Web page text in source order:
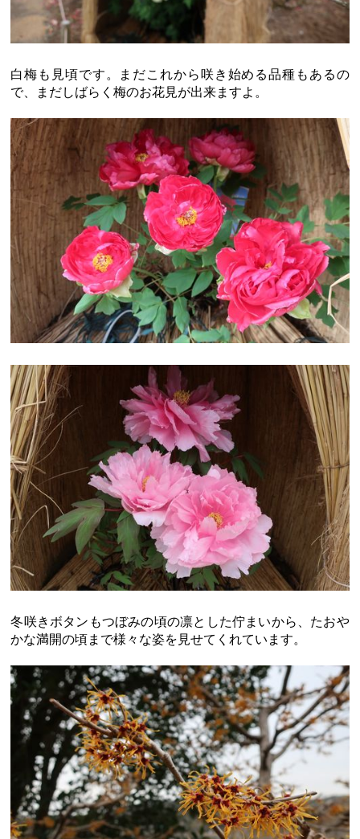
白梅も見頃です。まだこれから咲き始める品種もあるの
で、まだしばらく梅のお花見が出来ますよ。
冬咲きボタンもつぼみの頃の凛とした佇まいから、たおや
かな満開の頃まで様々な姿を見せてくれています。